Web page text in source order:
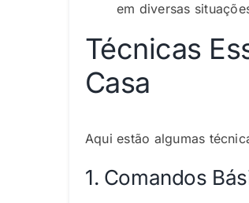
em diversas
Técnicas
Casa
Aqui estão algumas
1. Comandos